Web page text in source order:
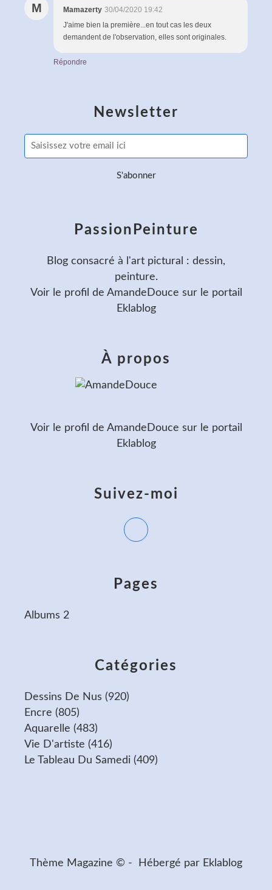
M Mamazerty 30/04/2020 19:42
J'aime bien la première...en tout cas les deux
demandent de l'observation, elles sont originales.
Répondre
Newsletter
Catégories
Dessins De Nus (920)
Encre (805)
Aquarelle (483)
Vie D'artiste (416)
Le Tableau Du Samedi (409)
Pages
Albums 2
PassionPeinture
Blog consacré à l'art pictural : dessin,
peinture.
Voir le profil de AmandeDouce sur le portail
Eklablog
Suivez-moi
À propos
Voir le profil de AmandeDouce sur le portail
Eklablog
Thème Magazine © - Hébergé par Eklablog